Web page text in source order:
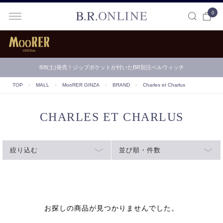
0
8/8(土)発売！ジップポケットが付いたBR別注ベルウィッチ
TOP ＞ MALL ＞ MooRER GINZA ＞ BRAND ＞ Charles et Charlus
CHARLES ET CHARLUS
絞り込む 並び順・件数
お探しの商品が見つかりませんでした。